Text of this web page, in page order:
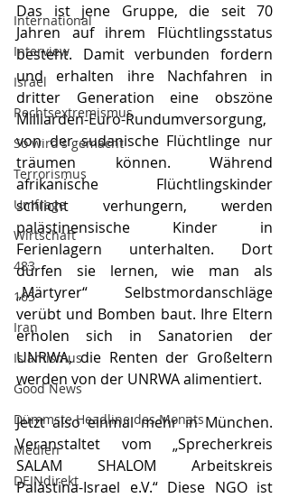
International
Interview
Israel
Rechtsextremismus
So wird's gemacht
Terrorismus
Umfrage
Wirtschaft
483
165
Iran
Islamismus
Good News
Dümmste Headline des Monats
Medien
DEINdirekt
Das ist jene Gruppe, die seit 70
Jahren auf ihrem Flüchtlingsstatus
besteht. Damit verbunden fordern
und erhalten ihre Nachfahren in
dritter Generation eine obszöne
Milliarden-Euro-Rundumversorgung,
von der sudanische Flüchtlinge nur
träumen können. Während
afrikanische Flüchtlingskinder
schlicht verhungern, werden
palästinensische Kinder in
Ferienlagern unterhalten. Dort
dürfen sie lernen, wie man als
„Märtyrer“ Selbstmordanschläge
verübt und Bomben baut. Ihre Eltern
erholen sich in Sanatorien der
UNRWA, die Renten der Großeltern
werden von der UNRWA alimentiert.
Jetzt also einmal mehr in München.
Veranstaltet vom „Sprecherkreis
SALAM SHALOM Arbeitskreis
Palästina-Israel e.V.“ Diese NGO ist